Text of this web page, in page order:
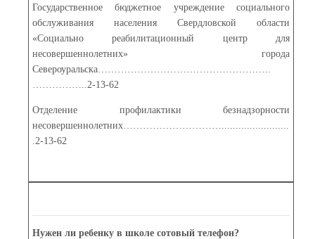
Государственное бюджетное учреждение социального
обслуживания населения Свердловской области
«Социально реабилитационный центр для
несовершеннолетних» города
Североуральска……………………………………………..
……………..2-13-62
Отделение профилактики безнадзорности
несовершеннолетних…………………………........................
.2-13-62
Нужен ли ребенку в школе сотовый телефон?